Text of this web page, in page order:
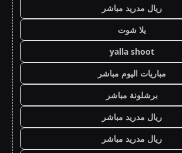
ريال مدريد مباشر
يلا شوت
yalla shoot
مباريات اليوم مباشر
برشلونة مباشر
ريال مدريد مباشر
ريال مدريد مباشر